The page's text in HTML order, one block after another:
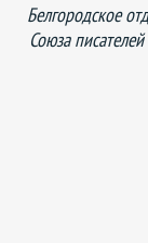
Белгородское
Союза